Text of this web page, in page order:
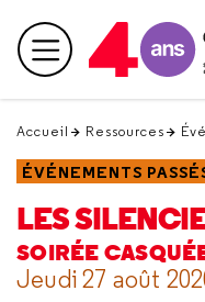
en
haut Menu principal
Accueil Ressources
ÉVÉNEMENTS
LES
SOIRÉE
Jeudi 27 août